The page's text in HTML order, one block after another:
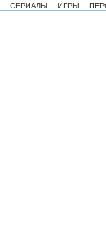
СЕРИАЛЫ ИГРЫ